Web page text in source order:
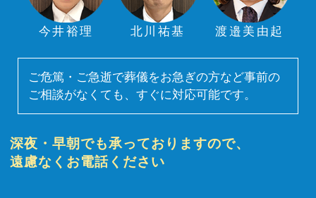
今井裕理 北川祐基 渡邉美由起
ご危篤・ご急逝で葬儀をお急ぎの方など事前の
ご相談がなくても、すぐに対応可能です。
深夜・早朝でも承っておりますので、
遠慮なくお電話ください